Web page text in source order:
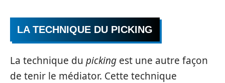
LA TECHNIQUE DU PICKING
La technique du picking est une autre façon
de tenir le médiator. Cette technique